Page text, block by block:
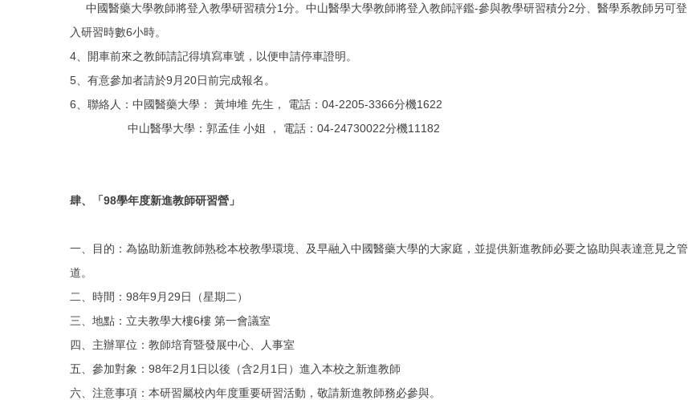
中國醫藥大學教師將登入教學研習積分1分。中山醫學大學教師將登入教師評鑑-參與教學研習積分2分、醫學系教師另可登
入研習時數6小時。
4、開車前來之教師請記得填寫車號，以便申請停車證明。
5、有意參加者請於9月20日前完成報名。
6、聯絡人：中國醫藥大學： 黃坤堆 先生， 電話： 04-2205-3366分機1622
中山醫學大學：郭孟佳 小姐 ， 電話：04-24730022分機11182
肆、「98學年度新進教師研習營」
一、目的：為協助新進教師熟稔本校教學環境、及早融入中國醫藥大學的大家庭， 並提供新進教師必要之協助與表達意見之管
道。
二、時間：98年9月29日（星期二）
三、地點：立夫教學大樓6樓 第一會議室
四、主辦單位：教師培育暨發展中心、人事室
五、參加對象：98年2月1日以後（含2月1日）進入本校之新進教師
六、注意事項：本研習屬校內年度重要研習活動，敬請新進教師務必參與。